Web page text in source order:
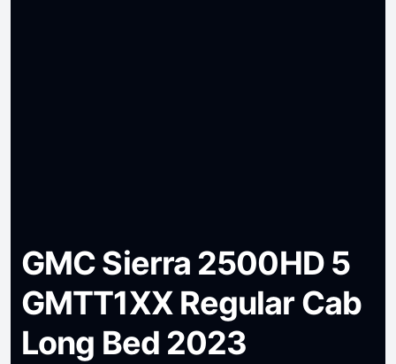
GMC Sierra 2500HD 5
GMTT1XX Regular Cab
Long Bed 2023